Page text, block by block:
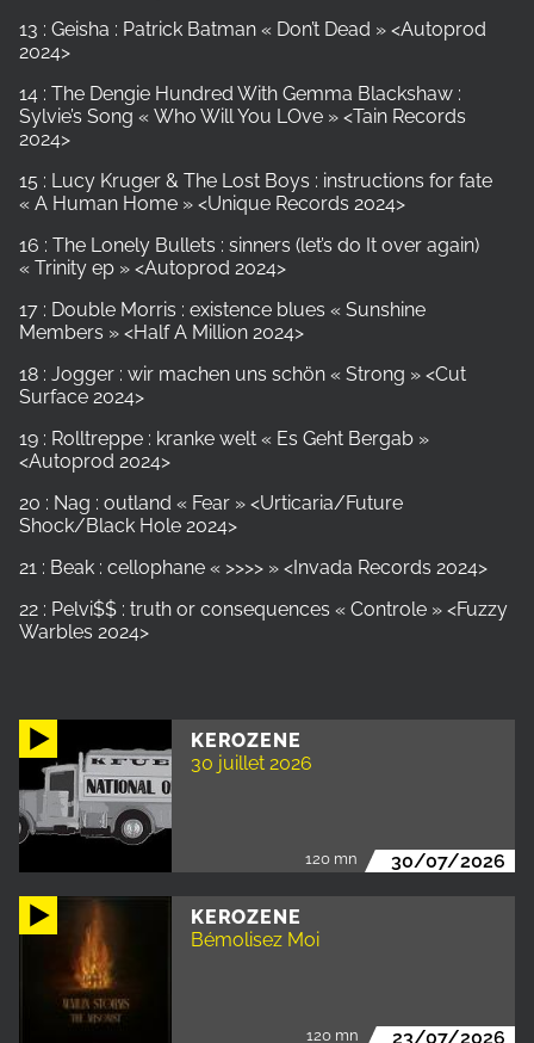
KEROZENE
30 juillet 2026
120 mn 30/07/2026
KEROZENE
Bémolisez Moi
120 mn 23/07/2026
13 : Geisha : Patrick Batman « Don’t Dead » <Autoprod
2024>
14 : The Dengie Hundred With Gemma Blackshaw :
Sylvie’s Song « Who Will You LOve » <Tain Records
2024>
15 : Lucy Kruger & The Lost Boys : instructions for fate
« A Human Home » <Unique Records 2024>
16 : The Lonely Bullets : sinners (let’s do It over again)
« Trinity ep » <Autoprod 2024>
17 : Double Morris : existence blues « Sunshine
Members » <Half A Million 2024>
18 : Jogger : wir machen uns schön « Strong » <Cut
Surface 2024>
19 : Rolltreppe : kranke welt « Es Geht Bergab »
<Autoprod 2024>
20 : Nag : outland « Fear » <Urticaria/Future
Shock/Black Hole 2024>
21 : Beak : cellophane « >>>> » <Invada Records 2024>
22 : Pelvi$$ : truth or consequences « Controle » <Fuzzy
Warbles 2024>